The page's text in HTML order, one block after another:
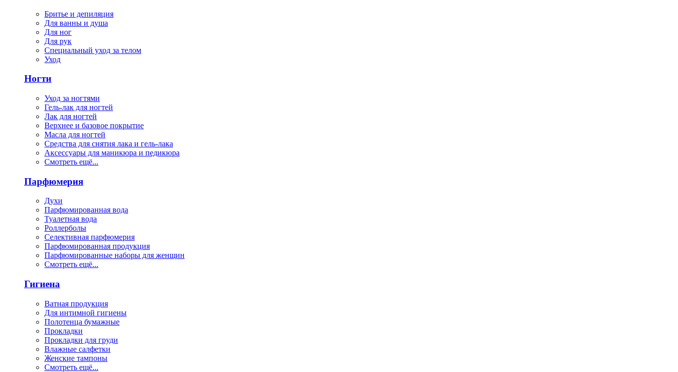
Бритье и депиляция
Для ванны и душа
Для ног
Для рук
Специальный уход за телом
Уход
Ногти
Уход за ногтями
Гель-лак для ногтей
Лак для ногтей
Верхнее и базовое покрытие
Масла для ногтей
Средства для снятия лака и гель-лака
Аксессуары для маникюра и педикюра
Смотреть ещё...
Парфюмерия
Духи
Парфюмированная вода
Туалетная вода
Роллерболы
Селективная парфюмерия
Парфюмированная продукция
Парфюмированные наборы для женщин
Смотреть ещё...
Гигиена
Ватная продукция
Для интимной гигиены
Полотенца бумажные
Прокладки
Прокладки для груди
Влажные салфетки
Женские тампоны
Смотреть ещё...